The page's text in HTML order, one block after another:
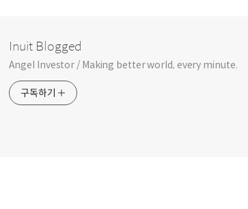
Inuit Blogged
Angel Investor / Making better world, every minute.
구독하기